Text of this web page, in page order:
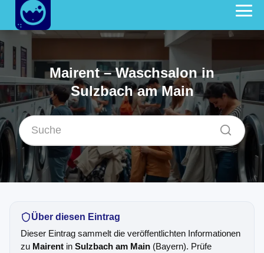
Mairent – Waschsalon in
Sulzbach am Main
Über diesen Eintrag
Dieser Eintrag sammelt die veröffentlichten Informationen
zu Mairent in Sulzbach am Main (Bayern). Prüfe